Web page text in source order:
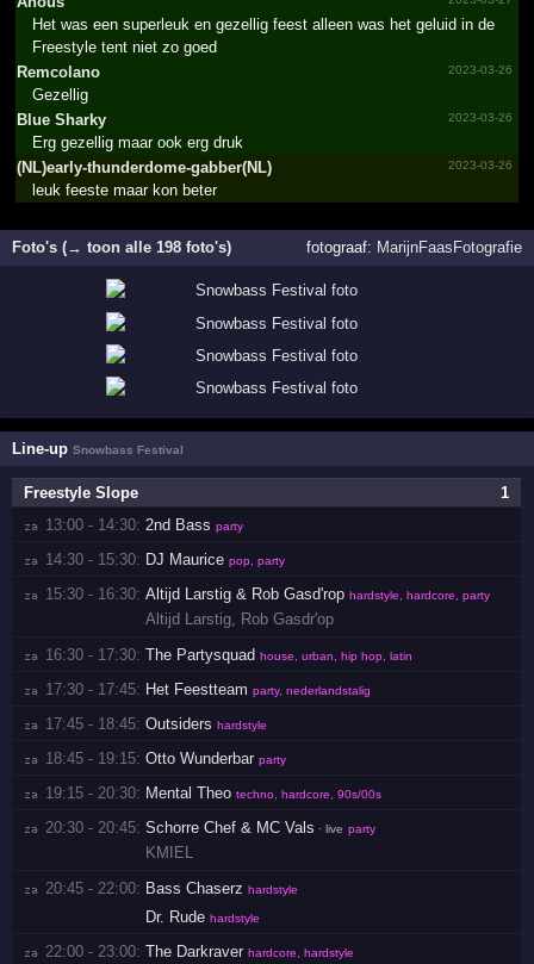
Het was een superleuk en gezellig feest alleen was het geluid in de
Freestyle tent niet zo goed
Remcolano
2023-03-26
Gezellig
Blue Sharky
2023-03-26
Erg gezellig maar ook erg druk
(NL)early-thunderdome-gabber(NL)
2023-03-26
leuk feeste maar kon beter
Foto's (→ toon alle 198 foto's) fotograaf: MarijnFaasFotografie
Line-upSnowbass Festival
1
Freestyle Slope
za 13:00 - 14:30: 2nd Bass party
za 14:30 - 15:30: DJ Maurice pop, party
za 15:30 - 16:30: Altijd Larstig & Rob Gasd'rop hardstyle, hardcore, party
Altijd Larstig, Rob Gasdr'op
za 16:30 - 17:30: The Partysquad house, urban, hip hop, latin
za 17:30 - 17:45: Het Feestteam party, nederlandstalig
za 17:45 - 18:45: Outsiders hardstyle
za 18:45 - 19:15: Otto Wunderbar party
za 19:15 - 20:30: Mental Theo techno, hardcore, 90s/00s
za 20:30 - 20:45: Schorre Chef & MC Vals · live party
KMIEL
za 20:45 - 22:00: Bass Chaserz hardstyle
Dr. Rude hardstyle
za 22:00 - 23:00: The Darkraver hardcore, hardstyle